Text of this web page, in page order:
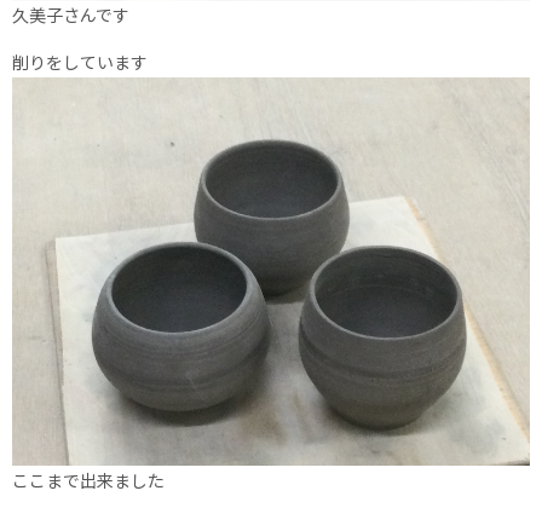
久美子さんです
削りをしています
ここまで出来ました